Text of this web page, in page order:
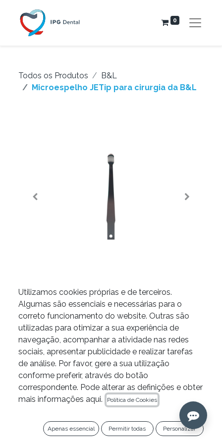
0
Todos os Produtos
B&L
Microespelho JETip para cirurgia da B&L
Microespelho JETip para
cirurgia da B&L
COMPRIMENTO
3mm 4mm 5mm
Ref. JIMM1
Utilizamos cookies próprias e de terceiros.
Algumas são essenciais e necessárias para o
correto funcionamento do website. Outras são
utilizadas para otimizar a sua experiência de
navegação, acompanhar a atividade nas redes
sociais, apresentar publicidade e realizar tarefas
de análise. Por favor, gere a sua utilização
conforme preferir, através do botão
correspondente. Pode alterar as definições e obter
mais informações aqui.
Política de Cookies
Apenas essencial Permitir todas Personalizar